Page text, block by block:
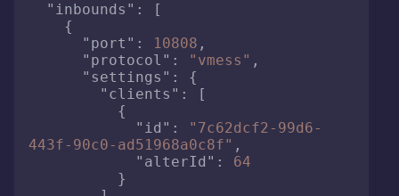
"inbounds" :
[
{
"port" : 10808 ,
"protocol" : "vmess" ,
"settings" :
{
"clients" :
[
{
"id" :
"7c62dcf2-99d6-
443f-90c0-ad51968a0c8f" ,
"alterId" :
64
}